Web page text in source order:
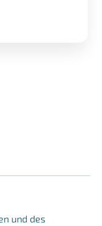
und des